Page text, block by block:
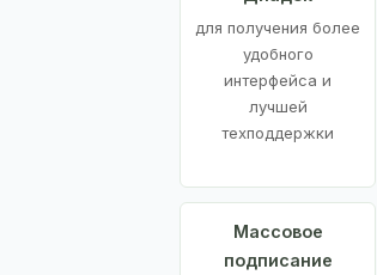
для получения более
удобного
интерфейса и
лучшей
техподдержки
Массовое
подписание